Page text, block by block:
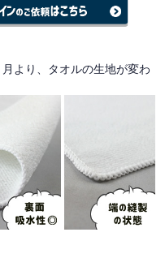
より、タオルの生地が変わ